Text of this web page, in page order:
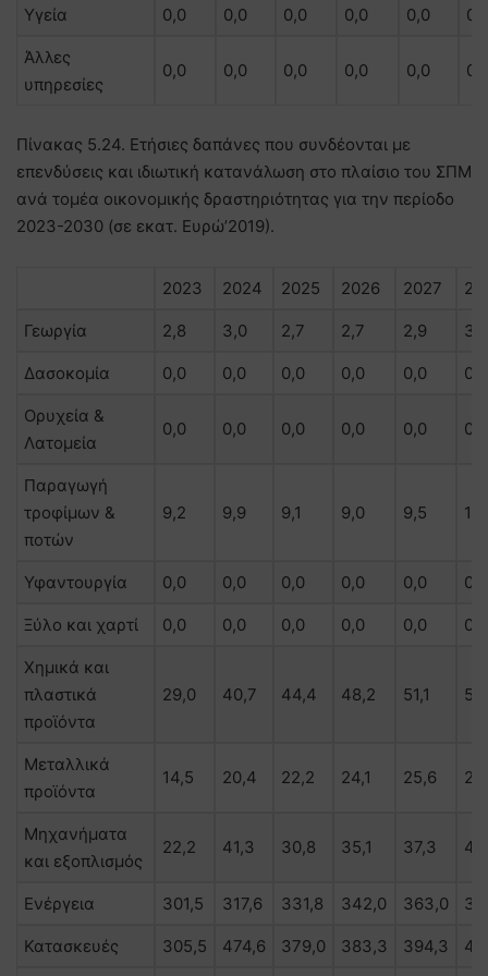
Υγεία 0,0 0,0 0,0 0,0 0,0
Άλλες
υπηρεσίες
0,0 0,0 0,0 0,0 0,0
Πίνακας 5.24. Ετήσιες δαπάνες που συνδέονται με
επενδύσεις και ιδιωτική κατανάλωση στο πλαίσιο του ΣΠΜ
ανά τομέα οικονομικής δραστηριότητας για την περίοδο
2023-2030 (σε εκατ. Ευρώ’2019).
2023 2024 2025 2026 2027
Γεωργία 2,8 3,0 2,7 2,7 2,9 3,1
Δασοκομία 0,0 0,0 0,0 0,0 0,0 0,0
Ορυχεία &
Λατομεία
0,0 0,0 0,0 0,0 0,0 0,0
Παραγωγή
τροφίμων &
ποτών
9,2 9,9 9,1 9,0 9,5
Υφαντουργία 0,0 0,0 0,0 0,0 0,0 0,0
Ξύλο και χαρτί 0,0 0,0 0,0 0,0 0,0 0,0
Χημικά και
πλαστικά
προϊόντα
29,0 40,7 44,4 48,2 51,1
Μεταλλικά
προϊόντα
14,5 20,4 22,2 24,1 25,6
Μηχανήματα
και εξοπλισμός
22,2 41,3 30,8 35,1 37,3
Ενέργεια 301,5 317,6 331,8 342,0 363,0
Κατασκευές 305,5 474,6 379,0 383,3 394,3